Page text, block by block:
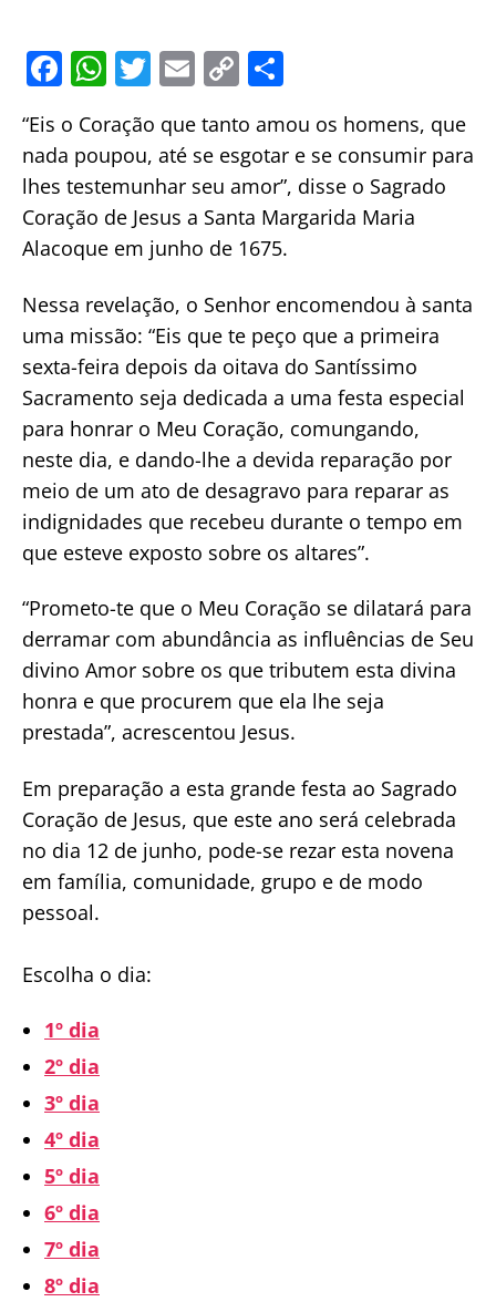
F
c
e
b
o
k
W
at
s
A
p
T
itt
er
E
ai
l
C
p
y
Li
n
ar
e
“Eis o Coração que tanto amou os homens, que
nada poupou, até se esgotar e se consumir para
lhes testemunhar seu amor”, disse o Sagrado
Coração de Jesus a Santa Margarida Maria
Alacoque em junho de 1675.
Nessa revelação, o Senhor encomendou à santa
uma missão: “Eis que te peço que a primeira
sexta-feira depois da oitava do Santíssimo
Sacramento seja dedicada a uma festa especial
para honrar o Meu Coração, comungando,
neste dia, e dando-lhe a devida reparação por
meio de um ato de desagravo para reparar as
indignidades que recebeu durante o tempo em
que esteve exposto sobre os altares”.
“Prometo-te que o Meu Coração se dilatará para
derramar com abundância as influências de Seu
divino Amor sobre os que tributem esta divina
honra e que procurem que ela lhe seja
prestada”, acrescentou Jesus.
Em preparação a esta grande festa ao Sagrado
Coração de Jesus, que este ano será celebrada
no dia 12 de junho, pode-se rezar esta novena
em família, comunidade, grupo e de modo
pessoal.
Escolha o dia:
1º dia
2º dia
3º dia
4º dia
5º dia
6º dia
7º dia
8º dia